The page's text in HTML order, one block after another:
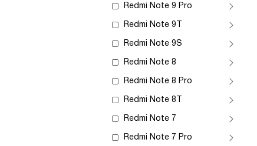
Redmi Note 9 Pro
Redmi Note 9T
Redmi Note 9S
Redmi Note 8
Redmi Note 8 Pro
Redmi Note 8T
Redmi Note 7
Redmi Note 7 Pro